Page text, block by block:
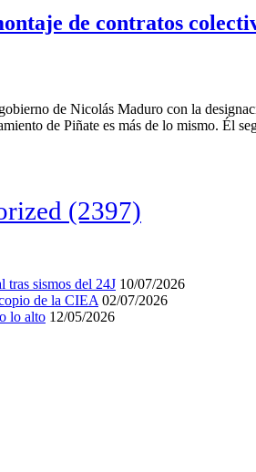
de contratos
de Nicolás Maduro con la
de Piñate es más de lo mismo. Él
(2397)
tras sismos del 24J 10/07/2026
de la CIEA 02/07/2026
lo alto 12/05/2026